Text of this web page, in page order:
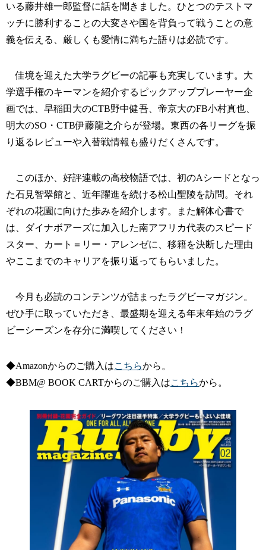
いる藤井雄一郎監督に話を聞きました。ひとつのテストマ
ッチに勝利することの大変さや国を背負って戦うことの意
義を伝える、厳しくも愛情に満ちた語りは必読です。
佳境を迎えた大学ラグビーの記事も充実しています。大
学選手権のキーマンを紹介するピックアッププレーヤー企
画では、早稲田大のCTB野中健吾、帝京大のFB小村真也、
明大のSO・CTB伊藤龍之介らが登場。東西の各リーグを振
り返るレビューや入替戦情報も盛りだくさんです。
このほか、好評連載の高校物語では、初のAシードとなっ
た石見智翠館と、近年躍進を続ける松山聖陵を訪問。それ
ぞれの花園に向けた歩みを紹介します。また解体心書で
は、ダイナボアーズに加入した南アフリカ代表のスピード
スター、カート＝リー・アレンゼに、移籍を決断した理由
やここまでのキャリアを振り返ってもらいました。
今月も必読のコンテンツが詰まったラグビーマガジン。
ぜひ手に取っていただき、最盛期を迎える年末年始のラグ
ビーシーズンを存分に満喫してください！
◆Amazonからのご購入はこちらから。
◆BBM@ BOOK CARTからのご購入はこちらから。